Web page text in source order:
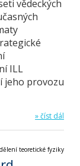
vědeckých
ILL
jeho provozu
» číst dál
teoretické fyziky